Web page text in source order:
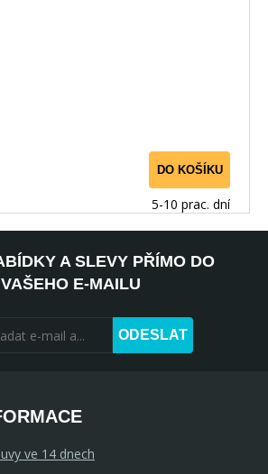
DO KOŠÍKU
5-10 prac. dní
A SLEVY PŘÍMO DO
VAŠEHO E-MAILU
ODESLAT
ve 14 dnech